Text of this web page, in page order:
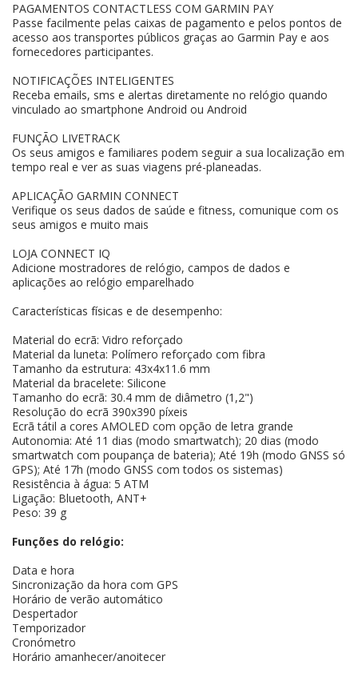
PAGAMENTOS CONTACTLESS COM GARMIN PAY
Passe facilmente pelas caixas de pagamento e pelos pontos de
acesso aos transportes públicos graças ao Garmin Pay e aos
fornecedores participantes.
NOTIFICAÇÕES INTELIGENTES
Receba emails, sms e alertas diretamente no relógio quando
vinculado ao smartphone Android ou Android
FUNÇÃO LIVETRACK
Os seus amigos e familiares podem seguir a sua localização em
tempo real e ver as suas viagens pré-planeadas.
APLICAÇÃO GARMIN CONNECT
Verifique os seus dados de saúde e fitness, comunique com os
seus amigos e muito mais
LOJA CONNECT IQ
Adicione mostradores de relógio, campos de dados e
aplicações ao relógio emparelhado
Características físicas e de desempenho:
Material do ecrã: Vidro reforçado
Material da luneta: Polímero reforçado com fibra
Tamanho da estrutura: 43x4x11.6 mm
Material da bracelete: Silicone
Tamanho do ecrã: 30.4 mm de diâmetro (1,2")
Resolução do ecrã 390x390 píxeis
Ecrã tátil a cores AMOLED com opção de letra grande
Autonomia: Até 11 dias (modo smartwatch); 20 dias (modo
smartwatch com poupança de bateria); Até 19h (modo GNSS só
GPS); Até 17h (modo GNSS com todos os sistemas)
Resistência à água: 5 ATM
Ligação: Bluetooth, ANT+
Peso: 39 g
Funções do relógio:
Data e hora
Sincronização da hora com GPS
Horário de verão automático
Despertador
Temporizador
Cronómetro
Horário amanhecer/anoitecer